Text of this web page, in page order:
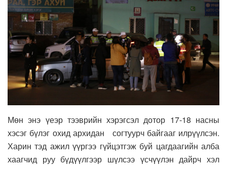
Мөн энэ үеэр тээврийн хэрэгсэл дотор 17-18 насны
хэсэг бүлэг охид архидан согтуурч байгааг илрүүлсэн.
Харин тэд ажил үүргээ гүйцэтгэж буй цагдаагийн алба
хаагчид руу бүдүүлгээр шүлсээ үсчүүлэн дайрч хэл